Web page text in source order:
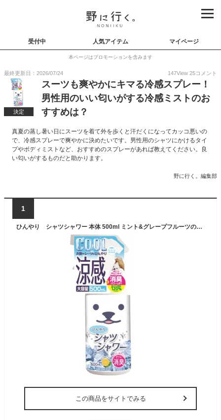
受付中 人気アイテム マイページ
本ページはプロモーションを含みます
最終更新日：2026/07/24 147View 25コメント
決定
スーツも爽やかにキマる冷感スプレー！
男性用のいい匂いがする冷感ミストのお
すすめは？
真夏の蒸し暑い日にスーツを着て外を歩くと汗だくになってカッコ悪いの
で、冷感スプレーで爽やかに決めたいです。男性用のシャツにかけるタイ
プやボディミストなど、おすすめのスプレーがあれば教えてください。良
い匂いがするものだと助かります。
野に行く。編集部
1
ひんやり シャツシャワー 本体 500ml ミント&グレープフルーツの香り 涼感&除菌消臭（4944134029642）※パッケージ変更の場合あり
この商品をサイトでみる